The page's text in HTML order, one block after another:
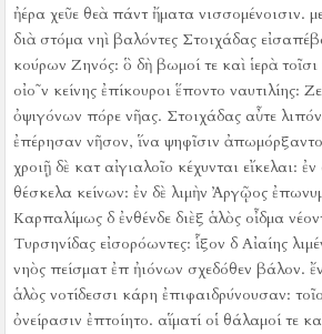
ἠέρα χεῦε θεὰ πάντ ἤματα νισσομένοισιν.
διὰ στόμα νηὶ βαλόντες Στοιχάδας
κούρων Ζηνός: ὃ δὴ βωμοί τε καὶ ἱερὰ
οἰο῀ν κείνης ἐπίκουροι ἕποντο ναυτιλίης:
ὀψιγόνων πόρε νῆας. Στοιχάδας αὖτε
ἐπέρησαν νῆσον, ἵνα ψηφῖσιν
χροιῇ δὲ κατ αἰγιαλοῖο κέχυνται εἴκελαι: ἐν
θέσκελα κείνων: ἐν δὲ λιμὴν Ἀργῷος
Καρπαλίμως δ ἐνθένδε διὲξ ἁλὸς οἶδμα
Τυρσηνίδας εἰσορόωντες: ἷξον δ Αἰαίης
νηὸς πείσματ ἐπ ἠιόνων σχεδόθεν βάλον.
ἁλὸς νοτίδεσσι κάρη ἐπιφαιδρύνουσαν:
ὀνείρασιν ἐπτοίητο. αἵματί οἱ θάλαμοί τε